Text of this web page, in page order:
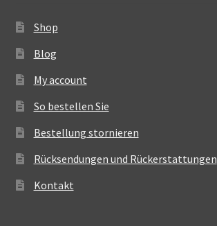
Shop
Blog
My account
So bestellen Sie
Bestellung stornieren
Rücksendungen und Rückerstattungen
Kontakt